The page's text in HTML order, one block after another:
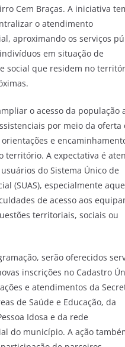
Cem Braças. A iniciativa
o atendimento
aproximando os serviços
em situação de
social que residem no
o acesso da população
por meio da oferta
e
território. A expectativa é
do Sistema Único de
(SUAS), especialmente
de acesso aos
territoriais, sociais ou
serão oferecidos
inscrições no Cadastro
e atendimentos da
de Saúde e Educação, da
Idosa e da rede
do município. A ação